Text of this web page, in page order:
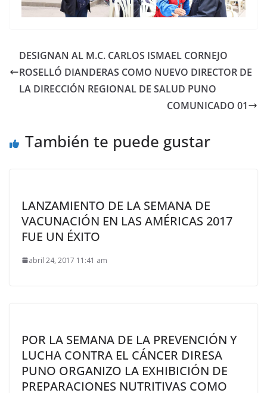
DESIGNAN AL M.C. CARLOS ISMAEL CORNEJO
ROSELLÓ DIANDERAS COMO NUEVO DIRECTOR DE
LA DIRECCIÓN REGIONAL DE SALUD PUNO
COMUNICADO 01
También te puede gustar
LANZAMIENTO DE LA SEMANA DE
VACUNACIÓN EN LAS AMÉRICAS 2017
FUE UN ÉXITO
abril 24, 2017 11:41 am
POR LA SEMANA DE LA PREVENCIÓN Y
LUCHA CONTRA EL CÁNCER DIRESA
PUNO ORGANIZO LA EXHIBICIÓN DE
PREPARACIONES NUTRITIVAS COMO